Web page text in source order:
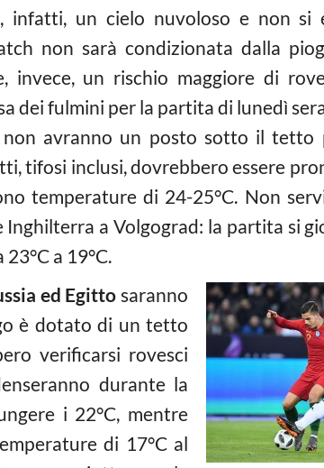
infatti, un cielo nuvoloso e non si
non sarà condizionata dalla
invece, un rischio maggiore di
dei fulmini per la partita di lunedì
avranno un posto sotto il tetto
tifosi inclusi, dovrebbero essere
temperature di 24-25°C. Non
a Volgograd: la partita si
a 19°C.
ed Egittosaranno
è dotato di un tetto
verificarsi rovesci
durante la
i 22°C, mentre
di 17°C al